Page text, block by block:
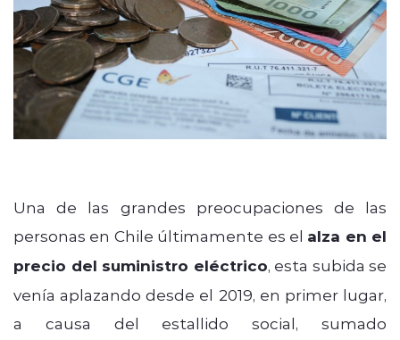
Una de las grandes preocupaciones de las
personas en Chile últimamente es el alza en el
precio del suministro eléctrico, esta subida se
venía aplazando desde el 2019, en primer lugar,
a causa del estallido social, sumado